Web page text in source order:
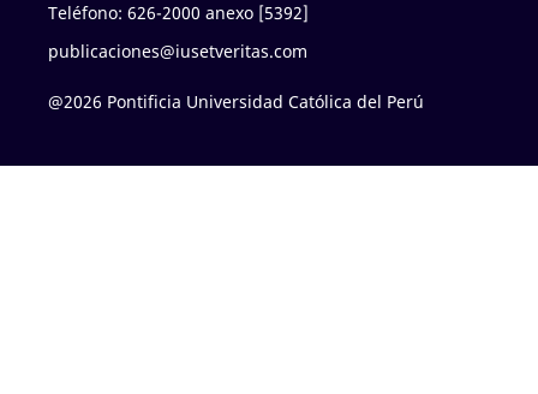
Teléfono: 626-2000 anexo [5392]
publicaciones@iusetveritas.com
@2026 Pontificia Universidad Católica del Perú